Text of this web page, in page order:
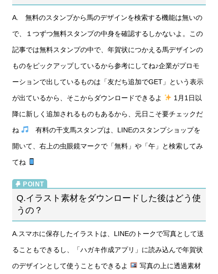
A. 無料のスタンプから馬のデザインを検索する機能は無いの
で、１つずつ無料スタンプの中身を確認するしかないよ。この
記事では無料スタンプの中で、年賀状につかえる馬デザインの
ものをピックアップしているから参考にしてね♪企業がプロモ
ーションで出しているものは「友だち追加でGET」という表示
が出ているから、そこからダウンロードできるよ 1月1日以
降に新しく追加されるものもあるから、元日こそ要チェックだ
ね 有料の干支馬スタンプは、LINEのスタンプショップを
開いて、右上の虫眼鏡マークで「無料」や「午」と検索してみ
てね
Q.イラスト素材をダウンロードした後はどう使
うの？
A.スマホに保存したイラストは、LINEのトークで写真として送
ることもできるし、「ハガキ作成アプリ」に読み込んで年賀状
のデザインとして使うこともできるよ 写真の上に透過素材